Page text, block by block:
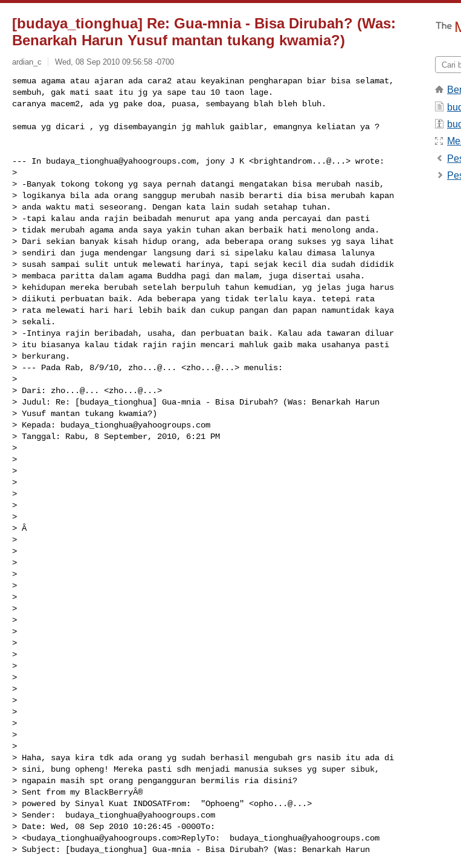
[budaya_tionghua] Re: Gua-mnia - Bisa Dirubah? (Was:
Benarkah Harun Yusuf mantan tukang kwamia?)
ardian_c Wed, 08 Sep 2010 09:56:58 -0700
semua agama atau ajaran ada cara2 atau keyakinan pengharapan biar bisa selamat,
sembuh, gak mati saat itu jg ya sape tau 10 taon lage.
caranya macem2, ada yg pake doa, puasa, sembayang blah bleh bluh.
semua yg dicari , yg disembayangin jg mahluk gaiblar, emangnya keliatan ya ?
--- In budaya_tionghua@yahoogroups.com, jony J K <brightandrom...@...> wrote:
>
> -Banyak tokong tokong yg saya pernah datangi mengatakan bisa merubah nasib,
> logikanya bila ada orang sanggup merubah nasib berarti dia bisa merubah kapan
> anda waktu mati seseorang. Dengan kata lain sudah setahap tuhan.
> -tapi kalau anda rajin beibadah menurut apa yang anda percayai dan pasti
> tidak merubah agama anda saya yakin tuhan akan berbaik hati menolong anda.
> Dari sekian banyak kisah hidup orang, ada beberapa orang sukses yg saya lihat
> sendiri dan juga mendengar langsung dari si sipelaku kalau dimasa lalunya
> susah sampai sulit untuk melewati harinya, tapi sejak kecil dia sudah dididik
> membaca paritta dalam agama Buddha pagi dan malam, juga disertai usaha.
> kehidupan mereka berubah setelah berpuluh tahun kemudian, yg jelas juga harus
> diikuti perbuatan baik. Ada beberapa yang tidak terlalu kaya. tetepi rata
> rata melewati hari hari lebih baik dan cukup pangan dan papan namuntidak kaya
> sekali.
> -Intinya rajin beribadah, usaha, dan perbuatan baik. Kalau ada tawaran diluar
> itu biasanya kalau tidak rajin rajin mencari mahluk gaib maka usahanya pasti
> berkurang.
> --- Pada Rab, 8/9/10, zho...@... <zho...@...> menulis:
>
> Dari: zho...@... <zho...@...>
> Judul: Re: [budaya_tionghua] Gua-mnia - Bisa Dirubah? (Was: Benarkah Harun
> Yusuf mantan tukang kwamia?)
> Kepada:
budaya_tionghua@yahoogroups.com
> Tanggal: Rabu, 8 September, 2010, 6:21 PM
>
>
>
>
>
>
>
> Â
>
>
>
>
>
>
>
>
>
>
>
>
>
>
>
>
>
>
>
> Haha, saya kira tdk ada orang yg sudah berhasil mengubah grs nasib itu ada di
> sini, bung opheng! Mereka pasti sdh menjadi manusia sukses yg super sibuk,
> ngapain masih spt orang pengangguran bermilis ria disini?
> Sent from my BlackBerryÂ®
> powered by Sinyal Kuat INDOSATFrom:  "Ophoeng" <opho...@...>
> Sender:
budaya_tionghua@yahoogroups.com
> Date: Wed, 08 Sep 2010 10:26:45 -0000To:
> <budaya_tionghua@yahoogroups.com>ReplyTo:
budaya_tionghua@yahoogroups.com
> Subject: [budaya_tionghua] Gua-mnia - Bisa Dirubah? (Was: Benarkah Harun